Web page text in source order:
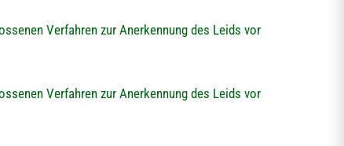
Verfahren zur Anerkennung des Leids vor
Verfahren zur Anerkennung des Leids vor